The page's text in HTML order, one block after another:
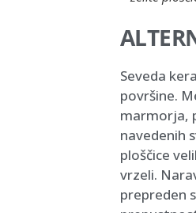
Seveda
površine.
marmorja,
navedenih
ploščice
vrzeli.
prepreden